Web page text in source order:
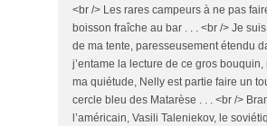
<br /> Les rares campeurs à ne pas
boisson fraîche au bar . . . <br /> Je
de ma tente, paresseusement étendu
j’entame la lecture de ce gros
ma quiétude, Nelly est partie faire un
cercle bleu des Matarèse . . . <br />
l’américain, Vasili Taleniekov, le